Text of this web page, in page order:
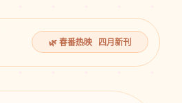
🌿 春番热映 四月新刊